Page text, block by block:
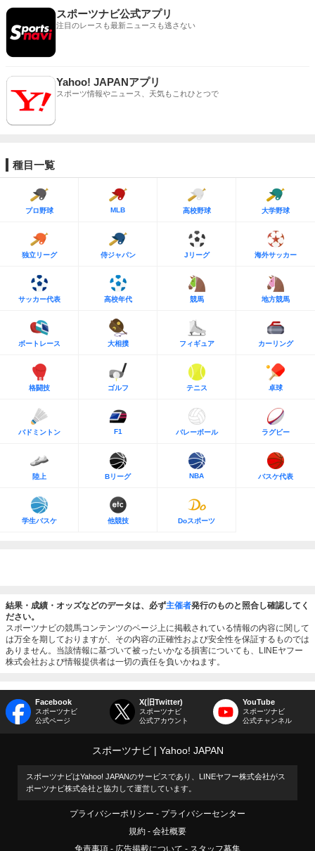
スポーツナビ公式アプリ
注目のレースも最新ニュースも逃さない
Yahoo! JAPANアプリ
スポーツ情報やニュース、天気もこれひとつで
種目一覧
プロ野球 MLB 高校野球 大学野球
独立リーグ 侍ジャパン Jリーグ 海外サッカー
サッカー代表 高校年代 競馬 地方競馬
ボートレース 大相撲 フィギュア カーリング
格闘技 ゴルフ テニス 卓球
バドミントン F1 バレーボール ラグビー
陸上 Bリーグ NBA バスケ代表
学生バスケ 他競技 Doスポーツ
結果・成績・オッズなどのデータは、必ず主催者発行のものと照合し確認してく
ださい。
スポーツナビの競馬コンテンツのページ上に掲載されている情報の内容に関して
は万全を期しておりますが、その内容の正確性および安全性を保証するものでは
ありません。当該情報に基づいて被ったいかなる損害についても、LINEヤフー
株式会社および情報提供者は一切の責任を負いかねます。
Facebook
スポーツナビ
公式ページ
X(旧Twitter)
スポーツナビ
公式アカウント
YouTube
スポーツナビ
公式チャンネル
スポーツナビ Yahoo! JAPAN
スポーツナビはYahoo! JAPANのサービスであり、LINEヤフー株式会社がス
ポーツナビ株式会社と協力して運営しています。
プライバシーポリシー
プライバシーセンター
規約
会社概要
免責事項
広告掲載について スタッフ募集